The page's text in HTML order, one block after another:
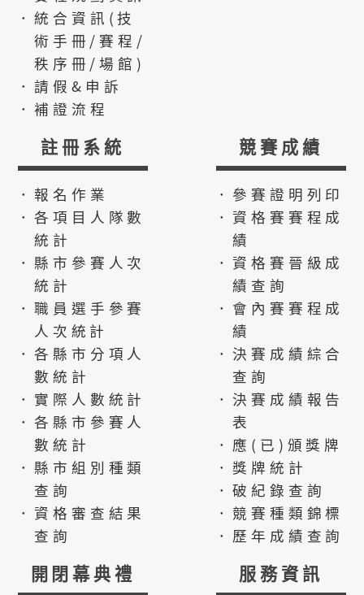
．統合資訊(技
術手冊/賽程/
秩序冊/場館)
．請假&申訴
．補證流程
註冊系統
．報名作業
．各項目人隊數
統計
．縣市參賽人次
統計
．職員選手參賽
人次統計
．各縣市分項人
數統計
．實際人數統計
．各縣市參賽人
數統計
．縣市組別種類
查詢
．資格審查結果
查詢
競賽成績
．參賽證明列印
．資格賽賽程成
績
．資格賽晉級成
績查詢
．會內賽賽程成
績
．決賽成績綜合
查詢
．決賽成績報告
表
．應(已)頒獎牌
．獎牌統計
．破紀錄查詢
．競賽種類錦標
．歷年成績查詢
開閉幕典禮 服務資訊